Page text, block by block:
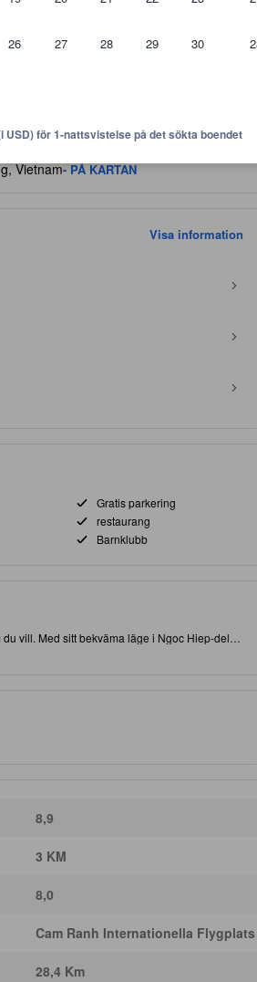
26 27 28 29 30
USD) för 1-nattsvistelse på det sökta boendet
Vietnam- PÅ KARTAN
Visa information
Gratis parkering
restaurang
Barnklubb
vill. Med sitt bekväma läge i Ngoc Hiep-delen
Åk inte härifrån förrän du besökt välkända
8,9
3 KM
8,0
Cam Ranh Internationella Flygplats
28,4 Km